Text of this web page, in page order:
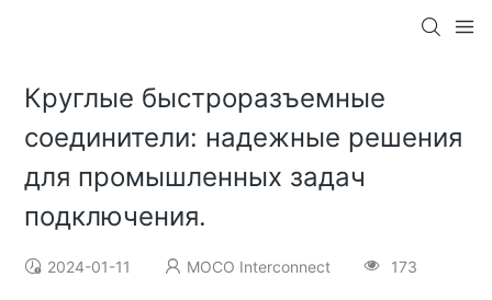
Круглые быстроразъемные
соединители: надежные решения
для промышленных задач
подключения.
2024-01-11 MOCO Interconnect 173